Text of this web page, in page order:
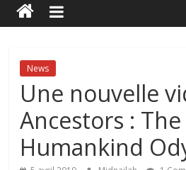
Actu
des
vidéo
News
Une nouvelle
Ancestors : The
Humankind